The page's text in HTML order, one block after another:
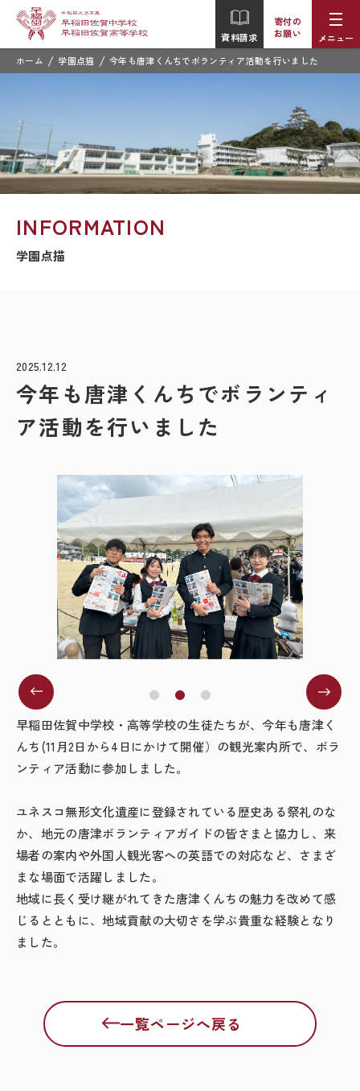
資料請求
寄付の
お願い
メニュー
ホーム / 学園点描 / 今年も唐津くんちでボランティア活動を行いました
INFORMATION
学園点描
2025.12.12
今年も唐津くんちでボランティ
ア活動を行いました
早稲田佐賀中学校・高等学校の生徒たちが、今年も唐津く
んち(11 月2日から4 日にかけて開催）の観光案内所で、ボラ
ンティア活動に参加しました。
ユネスコ無形文化遺産に登録されている歴史ある祭礼のな
か、地元の唐津ボランティアガイドの皆さまと協力し、来
場者の案内や外国人観光客への英語での対応など、さまざ
まな場面で活躍しました。
地域に長く受け継がれてきた唐津くんちの魅力を改めて感
じるとともに、地域貢献の大切さを学ぶ貴重な経験となり
ました。
一覧ページへ戻る